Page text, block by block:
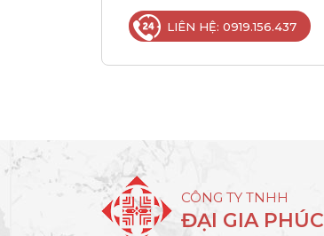
LIÊN HỆ: 0919.156.437
CÔNG TY TNHH
ĐẠI GIA PHÚC